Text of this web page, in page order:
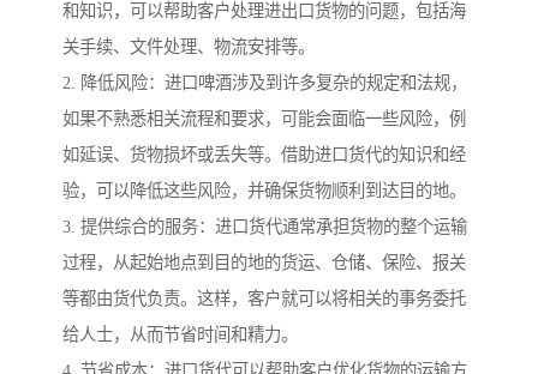
和知识，可以帮助客户处理进出口货物的问题，包括海
关手续、文件处理、物流安排等。
2. 降低风险：进口啤酒涉及到许多复杂的规定和法规，
如果不熟悉相关流程和要求，可能会面临一些风险，例
如延误、货物损坏或丢失等。借助进口货代的知识和经
验，可以降低这些风险，并确保货物顺利到达目的地。
3. 提供综合的服务：进口货代通常承担货物的整个运输
过程，从起始地点到目的地的货运、仓储、保险、报关
等都由货代负责。这样，客户就可以将相关的事务委托
给人士，从而节省时间和精力。